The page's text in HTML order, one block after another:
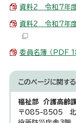
資料2 令和7年度
資料2 令和7年度
委員名簿 （PDF
このページに関する
福祉部 介護高齢
〒085-8505 北